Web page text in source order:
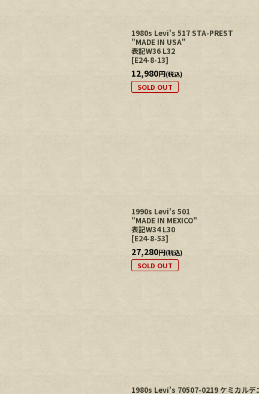
1980s Levi's 517 STA-PREST
"MADE IN USA"
表記W36 L32
[E24-8-13]
12,980円(税込)
SOLD OUT
1990s Levi's 501
"MADE IN MEXICO"
表記W34 L30
[E24-8-53]
27,280円(税込)
SOLD OUT
1980s Levi's 70507-0219 ケミカル